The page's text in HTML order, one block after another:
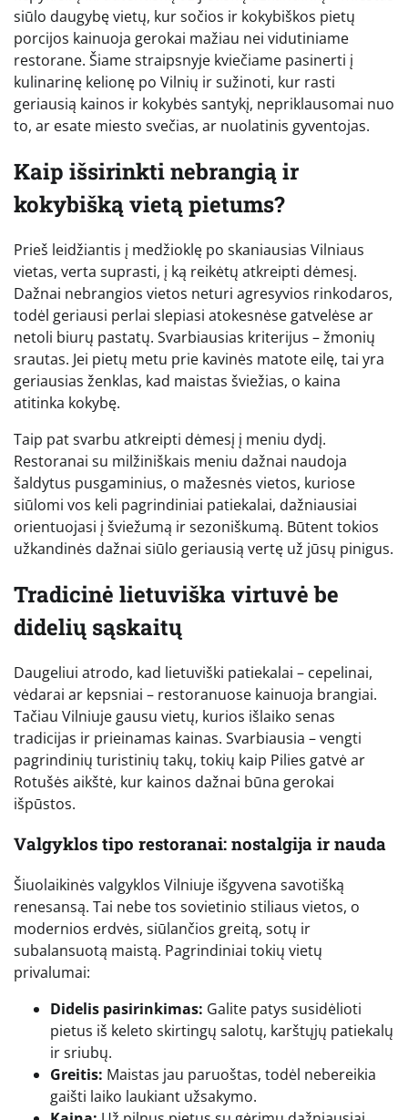
siūlo daugybę vietų, kur sočios ir kokybiškos pietų
porcijos kainuoja gerokai mažiau nei vidutiniame
restorane. Šiame straipsnyje kviečiame pasinerti į
kulinarinę kelionę po Vilnių ir sužinoti, kur rasti
geriausią kainos ir kokybės santykį, nepriklausomai nuo
to, ar esate miesto svečias, ar nuolatinis gyventojas.
Kaip išsirinkti nebrangią ir
kokybišką vietą pietums?
Prieš leidžiantis į medžioklę po skaniausias Vilniaus
vietas, verta suprasti, į ką reikėtų atkreipti dėmesį.
Dažnai nebrangios vietos neturi agresyvios rinkodaros,
todėl geriausi perlai slepiasi atokesnėse gatvelėse ar
netoli biurų pastatų. Svarbiausias kriterijus – žmonių
srautas. Jei pietų metu prie kavinės matote eilę, tai yra
geriausias ženklas, kad maistas šviežias, o kaina
atitinka kokybę.
Taip pat svarbu atkreipti dėmesį į meniu dydį.
Restoranai su milžiniškais meniu dažnai naudoja
šaldytus pusgaminius, o mažesnės vietos, kuriose
siūlomi vos keli pagrindiniai patiekalai, dažniausiai
orientuojasi į šviežumą ir sezoniškumą. Būtent tokios
užkandinės dažnai siūlo geriausią vertę už jūsų pinigus.
Tradicinė lietuviška virtuvė be
didelių sąskaitų
Daugeliui atrodo, kad lietuviški patiekalai – cepelinai,
vėdarai ar kepsniai – restoranuose kainuoja brangiai.
Tačiau Vilniuje gausu vietų, kurios išlaiko senas
tradicijas ir prieinamas kainas. Svarbiausia – vengti
pagrindinių turistinių takų, tokių kaip Pilies gatvė ar
Rotušės aikštė, kur kainos dažnai būna gerokai
išpūstos.
Valgyklos tipo restoranai: nostalgija ir nauda
Šiuolaikinės valgyklos Vilniuje išgyvena savotišką
renesansą. Tai nebe tos sovietinio stiliaus vietos, o
modernios erdvės, siūlančios greitą, sotų ir
subalansuotą maistą. Pagrindiniai tokių vietų
privalumai:
Didelis pasirinkimas: Galite patys susidėlioti
pietus iš keleto skirtingų salotų, karštųjų patiekalų
ir sriubų.
Greitis: Maistas jau paruoštas, todėl nebereikia
gaišti laiko laukiant užsakymo.